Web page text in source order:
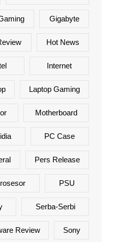
Gigabyte
Hot News
Internet
Laptop Gaming
Motherboard
PC Case
Pers Release
PSU
Serba-Serbi
Review Sony